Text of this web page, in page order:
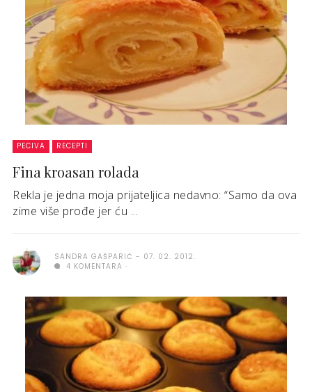
PECIVA RECEPTI
Fina kroasan rolada
Rekla je jedna moja prijateljica nedavno: “Samo da ova
zime više prođe jer ću ...
SANDRA GAŠPARIĆ
07. 02. 2012.
4 KOMENTARA